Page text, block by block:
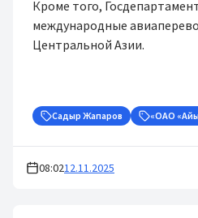
Кроме того,
международные
Центральной Азии.
Садыр Жапаров «ОАО
08:0212.11.2025